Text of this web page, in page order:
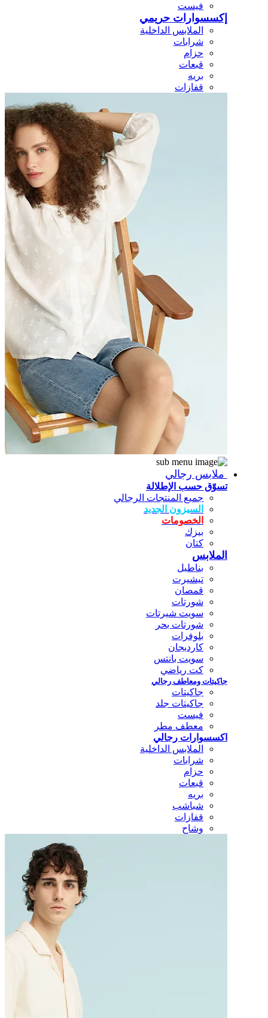
فيست
إكسسوارات حريمي
الملابس الداخلية
شرابات
حزام
قبعات
بريه
قفازات
ملابس رجالي
تسوّق حسب الإطلالة
جميع المنتجات الرجالي
السيزون الجديد
الخصومات
بيزك
كتان
الملابس
بناطيل
تيشيرت
قمصان
شورتات
سويت شيرتات
شورتات بحر
بلوفرات
كارديجان
سويت بانتس
كت رياضي
جاكيتات ومعاطف رجالي
جاكيتات
جاكيتات جلد
فيست
معطف مطر
اكسسوارات رجالي
الملابس الداخلية
شرابات
حزام
قبعات
بريه
شباشب
قفازات
وشاح